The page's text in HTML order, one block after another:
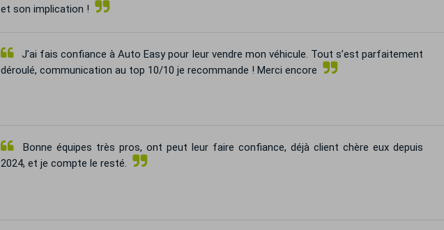
et son implication !
J’ai fais confiance à Auto Easy pour leur vendre mon véhicule. Tout s’est parfaitement
déroulé, communication au top 10/10 je recommande ! Merci encore
Bonne équipes très pros, ont peut leur faire confiance, déjà client chère eux depuis
2024, et je compte le resté.